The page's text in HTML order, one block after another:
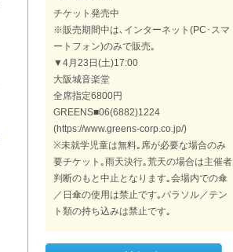
チケット発売中
※販売期間中は､インターネット(PC･スマ
ートフォン)のみで販売｡
▼4月23日(土)17:00
大阪城音楽堂
全席指定6800円
GREENS■06(6882)1224
(https://www.greens-corp.co.jp/)
※未就学児童は無料｡席が必要な場合のみ
要チケット｡雨天決行｡荒天の場合は主催者
判断のもと中止となります｡会場内での傘
／日傘の使用は禁止です｡パラソル／テン
ト類の持ち込みは禁止です｡